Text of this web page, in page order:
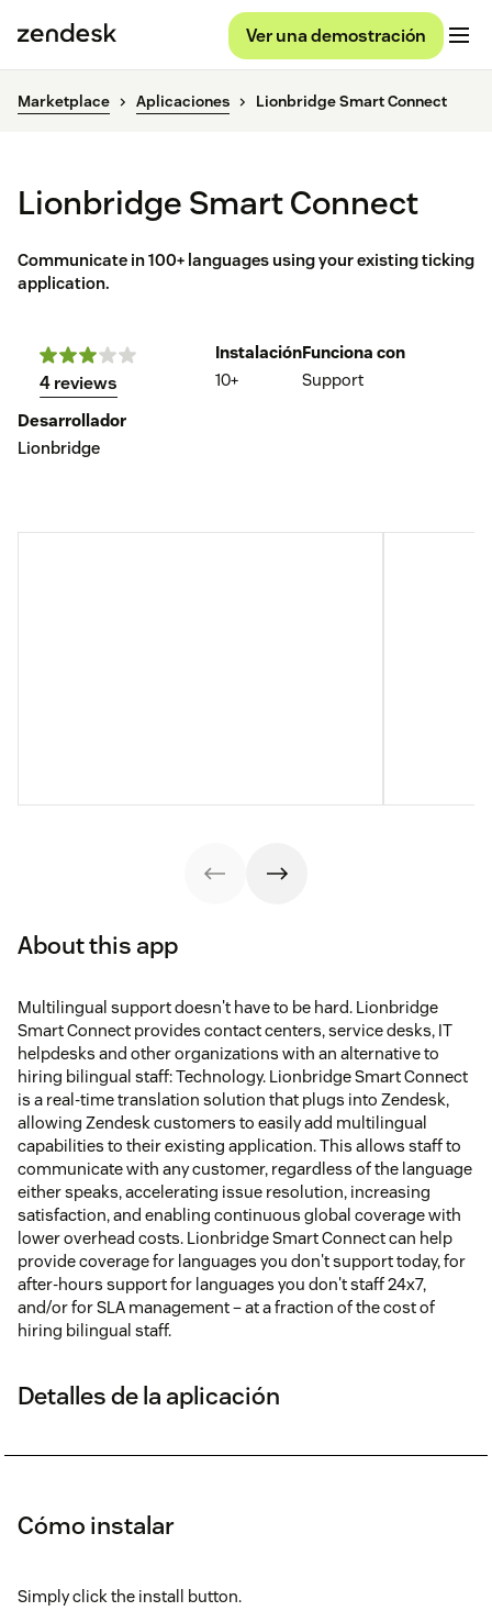
Ver una demostración
Marketplace Aplicaciones Lionbridge Smart Connect
Lionbridge Smart Connect
Communicate in 100+ languages using your existing ticking
application.
4 reviews
Instalación
10+
Funciona con
Support
Desarrollador
Lionbridge
About this app
Multilingual support doesn't have to be hard. Lionbridge
Smart Connect provides contact centers, service desks, IT
helpdesks and other organizations with an alternative to
hiring bilingual staff: Technology. Lionbridge Smart Connect
is a real-time translation solution that plugs into Zendesk,
allowing Zendesk customers to easily add multilingual
capabilities to their existing application. This allows staff to
communicate with any customer, regardless of the language
either speaks, accelerating issue resolution, increasing
satisfaction, and enabling continuous global coverage with
lower overhead costs. Lionbridge Smart Connect can help
provide coverage for languages you don't support today, for
after-hours support for languages you don't staff 24x7,
and/or for SLA management – at a fraction of the cost of
hiring bilingual staff.
Detalles de la aplicación
Cómo instalar
Simply click the install button.